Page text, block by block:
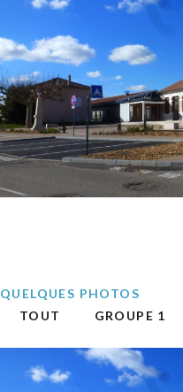
QUELQUES PHOTOS
TOUT
GROUPE 1